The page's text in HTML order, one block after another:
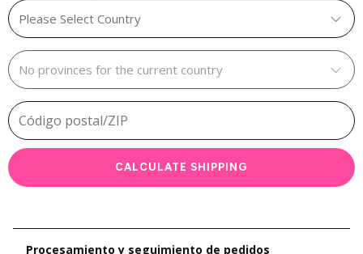
CALCULATE SHIPPING
Procesamiento y seguimiento de pedidos